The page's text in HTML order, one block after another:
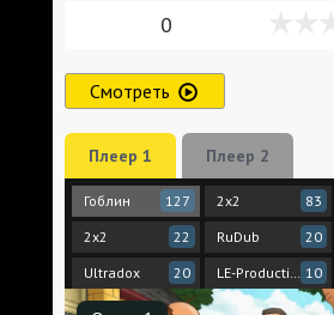
0
Смотреть
Плеер 1 Плеер 2
Гоблин 127 2x2 83
2x2
22 RuDub 20
Ultradox
20 10